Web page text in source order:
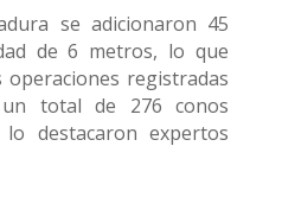
se adicionaron 45
de 6 metros, lo que
registradas
total de 276 conos
destacaron expertos